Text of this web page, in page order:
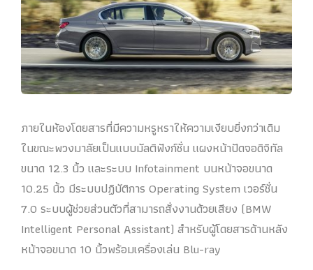
ภายในห้องโดยสารที่มีความหรูหราให้ความเงียบยิ่งกว่าเดิม
ในขณะพวงมาลัยเป็นแบบมัลติฟังก์ชั่น แผงหน้าปัดจอดิจิทัล
ขนาด 12.3 นิ้ว และระบบ Infotainment บนหน้าจอขนาด
10.25 นิ้ว มีระบบปฏิบัติการ Operating System เวอร์ชั่น
7.0 ระบบผู้ช่วยส่วนตัวที่สามารถสั่งงานด้วยเสียง (BMW
Intelligent Personal Assistant) สำหรับผู้โดยสารด้านหลัง
หน้าจอขนาด 10 นิ้วพร้อมเครื่องเล่น Blu-ray